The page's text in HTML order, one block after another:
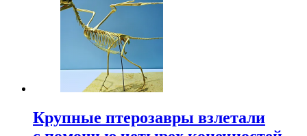
Крупные птерозавры взлетали